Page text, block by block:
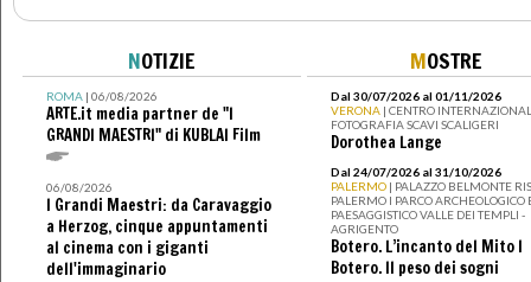
NOTIZIE
ROMA| 06/08/2026
ARTE.it media partner de "I
GRANDI MAESTRI" di KUBLAI Film
06/08/2026
I Grandi Maestri: da Caravaggio
a Herzog, cinque appuntamenti
al cinema con i giganti
dell'immaginario
MOSTRE
Dal 30/07/2026 al 01/11/2026
VERONA | CENTRO
FOTOGRAFIA SCAVI SCALIGERI
Dorothea Lange
Dal 24/07/2026 al 31/10/2026
PALERMO | PALAZZO BELMONTE
PALERMO I PARCO ARCHEOLOGICO
PAESAGGISTICO VALLE DEI TEMPLI -
AGRIGENTO
Botero. L’incanto del Mito I
Botero. Il peso dei sogni